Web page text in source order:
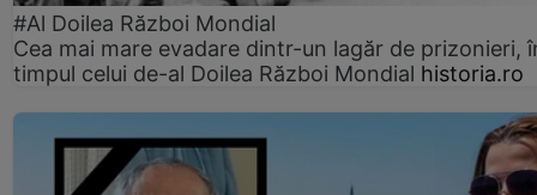
#Al Doilea Război Mondial
Cea mai mare evadare dintr-un lagăr de prizonieri,
timpul celui de-al Doilea Război Mondial historia.ro